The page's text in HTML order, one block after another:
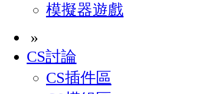
模擬器遊戲
»
CS討論
CS插件區